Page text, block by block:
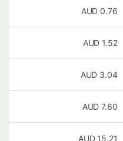
0.76
AUD
1.52
AUD
3.04
AUD
7.60
AUD
15.21
AUD